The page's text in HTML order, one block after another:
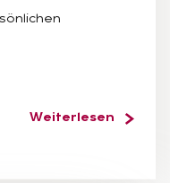
Weiterlesen